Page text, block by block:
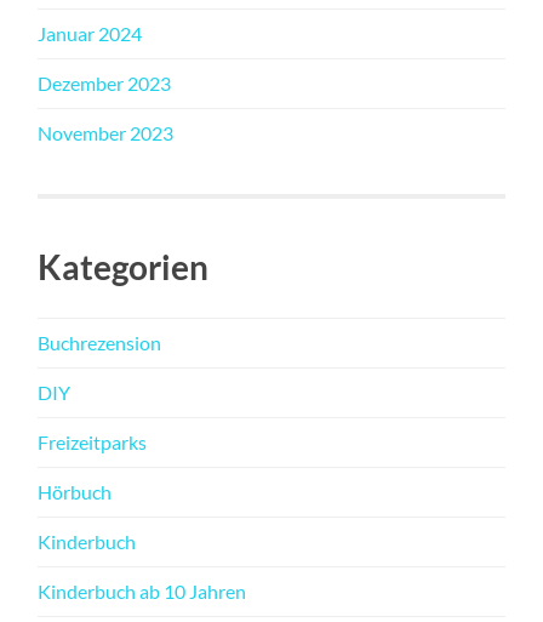
Januar 2024
Dezember 2023
November 2023
Kategorien
Buchrezension
DIY
Freizeitparks
Hörbuch
Kinderbuch
Kinderbuch ab 10 Jahren